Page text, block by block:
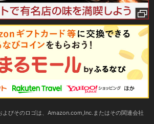
びそのロゴは、Amazon.com,Inc.またはその関連会社